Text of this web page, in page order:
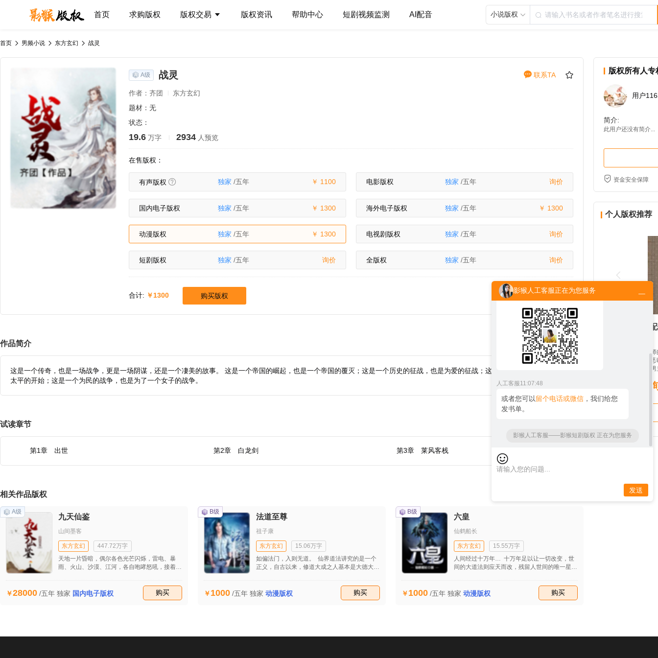
首页 求购版权 版权交易 版权资讯 帮助中心 短剧视频监测 AI配音 小说版权
首页 男频小说 东方玄幻 战灵
A级 战灵 联系TA
作者：齐团
东方玄幻
题材：无
状态：
19.6 万字 2934 人预览
在售版权：
有声版权 独家 /五年 1100 电影版权 独家 /五年 询价
国内电子版权 独家 /五年 1300 海外电子版权 独家 /五年 1300
动漫版权 独家 /五年 1300 电视剧版权 独家 /五年 询价
短剧版权 独家 /五年 询价 全版权 独家 /五年 询价
合计: 1300 购买版权
作品简介
这是一个传奇，也是一场战争，更是一场阴谋，还是一个凄美的故事。 这是一个帝国的崛起，也是一个帝国的覆灭；这是一个历史的征战，也是为爱的征战；这是四海的动乱，也是天下
太平的开始；这是一个为民的战争，也是为了一个女子的战争。
试读章节
第1章 出世 第2章 白龙剑 第3章 莱风客栈
相关作品版权
A级
九天仙鉴
山间墨客
东方玄幻
447.72万字
天地一片昏暗，偶尔各色光芒闪烁，雷电、暴
雨、火山、沙漠、江河，各自咆哮怒吼，接着天
的宇宙中飘扬着爆炸后的 岁月如轮，时间穿
梭！时间过了几十万年，几百万年。
28000 /五年 独家 国内电子版权 购买
B级
法道至尊
祖子康
东方玄幻
15.06万字
如偏法门，入则无道。 仙界道法讲究的是一个
正义，自古以来，修道大成之人基本是大德大善
1000 /五年 独家 动漫版权 购买
B级
六皇
仙鹤船长
东方玄幻
15.55万字
人间经过十万年… 十万年足以让一切改变，世
间的大道法则应天而改，残留人世间的唯一星光
1000 /五年 独家 动漫版权 购买
版权所有人专
用户
简介:
此用户还没有简介...
资金安全保障
个人版权推荐
女
在拜衍尘仙尊为
本修仙师徒文的恶毒女配！ 她是
的对照组，逼迫
纯净的冰灵根也
父母留下的财宝
口袋。 刚刚知晓一切的桑璎深吸一口气：很好，这群
好歹，转头却发
影猴人工客服正在为您服务
您好！请问您想买网文有声版权，还是
出版物有声版权呢？
人工客服11:07:46
欢迎添加官方微信：peiyinaihao
人工客服11:07:48
或者您可以留个电话或微信 ，我们给您
发书单。
影猴人工客服——影猴短剧版权 正在为您服务
发送